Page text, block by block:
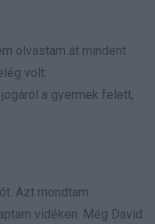
olvastam át mindent
volt:
a gyermek felett,
Azt mondtam
vidéken. Még David